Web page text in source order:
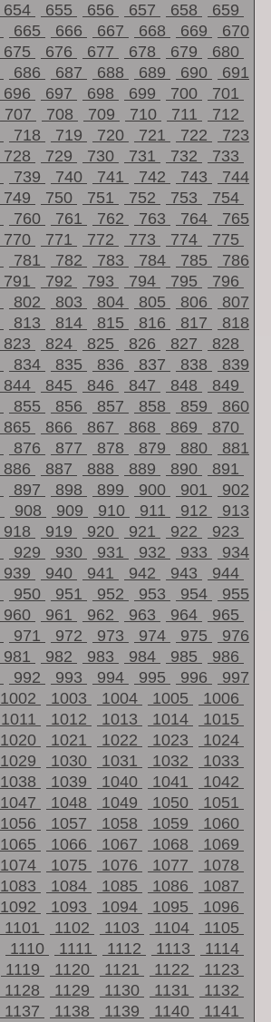
654 655 656 657 658
659
665 666 667 668 669
670
675 676 677 678 679
680
686 687 688 689 690
691
696 697 698 699 700
701
707 708 709 710 711
712
718 719 720 721 722
723
728 729 730 731 732
733
739 740 741 742 743
744
749 750 751 752 753
754
760 761 762 763 764
765
770 771 772 773 774
775
781 782 783 784 785
786
791 792 793 794 795
796
802 803 804 805 806
807
813 814 815 816 817
818
823 824 825 826 827
828
834 835 836 837 838
839
844 845 846 847 848
849
855 856 857 858 859
860
865 866 867 868 869
870
876 877 878 879 880
881
886 887 888 889 890
891
897 898 899 900 901
902
908 909 910 911 912
913
918 919 920 921 922
923
929 930 931 932 933
934
939 940 941 942 943
944
950 951 952 953 954
955
960 961 962 963 964
965
971 972 973 974 975
976
981 982 983 984 985
986
992 993 994 995 996
997
1002 1003 1004 1005
1006
1011 1012 1013 1014
1015
1020 1021 1022 1023
1024
1029 1030 1031 1032
1033
1038 1039 1040 1041
1042
1047 1048 1049 1050
1051
1056 1057 1058 1059
1060
1065 1066 1067 1068
1069
1074 1075 1076 1077
1078
1083 1084 1085 1086
1087
1092 1093 1094 1095
1096
1101 1102 1103 1104
1105
1110 1111 1112 1113
1114
1119 1120 1121 1122
1123
1128 1129 1130 1131
1132
1137 1138 1139 1140
1141